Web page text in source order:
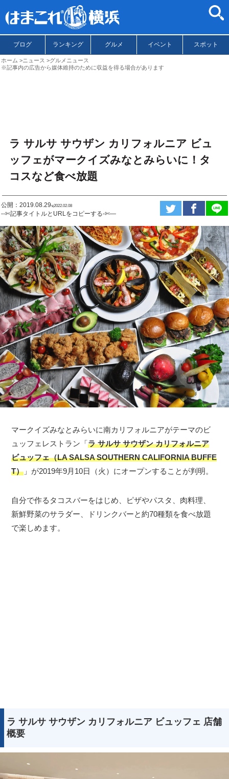
ブログ ランキング グルメ イベント スポット
ホーム ニュース
グルメニュース
※記事内の広告から媒体維持のために収益を得る場合があります
ラ サルサ サウザン カリフォルニア ビュ
ッフェがマークイズみなとみらいに！タ
コスなど食べ放題
公開：2019.08.29ಇ2022.02.08
--✄記事タイトルとURLをコピーする-✄—
マークイズみなとみらいに南カリフォルニアがテーマのビ
ュッフェレストラン「ラ サルサ サウザン カリフォルニア
ビュッフェ（LA SALSA SOUTHERN CALIFORNIA BUFFE
T） 」が2019年9月10日（火）にオープンすることが判明。
自分で作るタコスバーをはじめ、ピザやパスタ、肉料理、
新鮮野菜のサラダー、ドリンクバーと約70種類を食べ放題
で楽しめます。
ラ サルサ サウザン カリフォルニア ビュッフェ 店舗
概要